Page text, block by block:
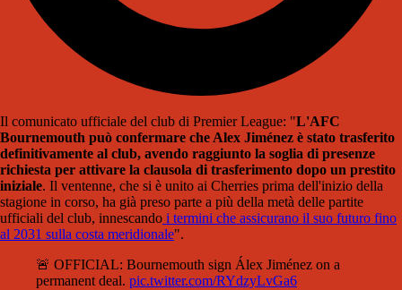
Il comunicato ufficiale del club di Premier League: "L'AFC
Bournemouth può confermare che Alex Jiménez è stato trasferito
definitivamente al club, avendo raggiunto la soglia di presenze
richiesta per attivare la clausola di trasferimento dopo un prestito
iniziale. Il ventenne, che si è unito ai Cherries prima dell'inizio della
stagione in corso, ha già preso parte a più della metà delle partite
ufficiali del club, innescando i termini che assicurano il suo futuro fino
al 2031 sulla costa meridionale".
🚨 OFFICIAL: Bournemouth sign Álex Jiménez on a
permanent deal. pic.twitter.com/RYdzyLvGa6